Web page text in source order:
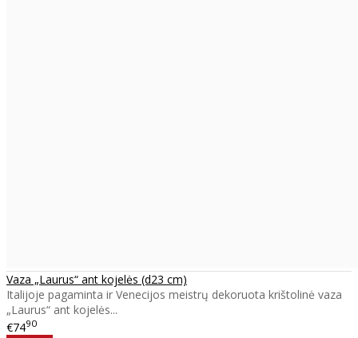
Vaza „Laurus“ ant kojelės (d23 cm)
Italijoje pagaminta ir Venecijos meistrų dekoruota krištolinė vaza
„Laurus“ ant kojelės...
€7490